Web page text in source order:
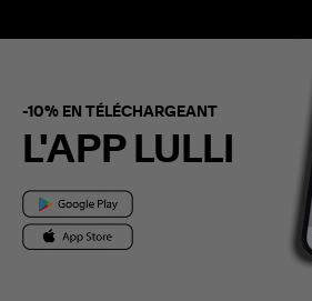
-10% EN TÉLÉCHARGEANT
L'APP LULLI